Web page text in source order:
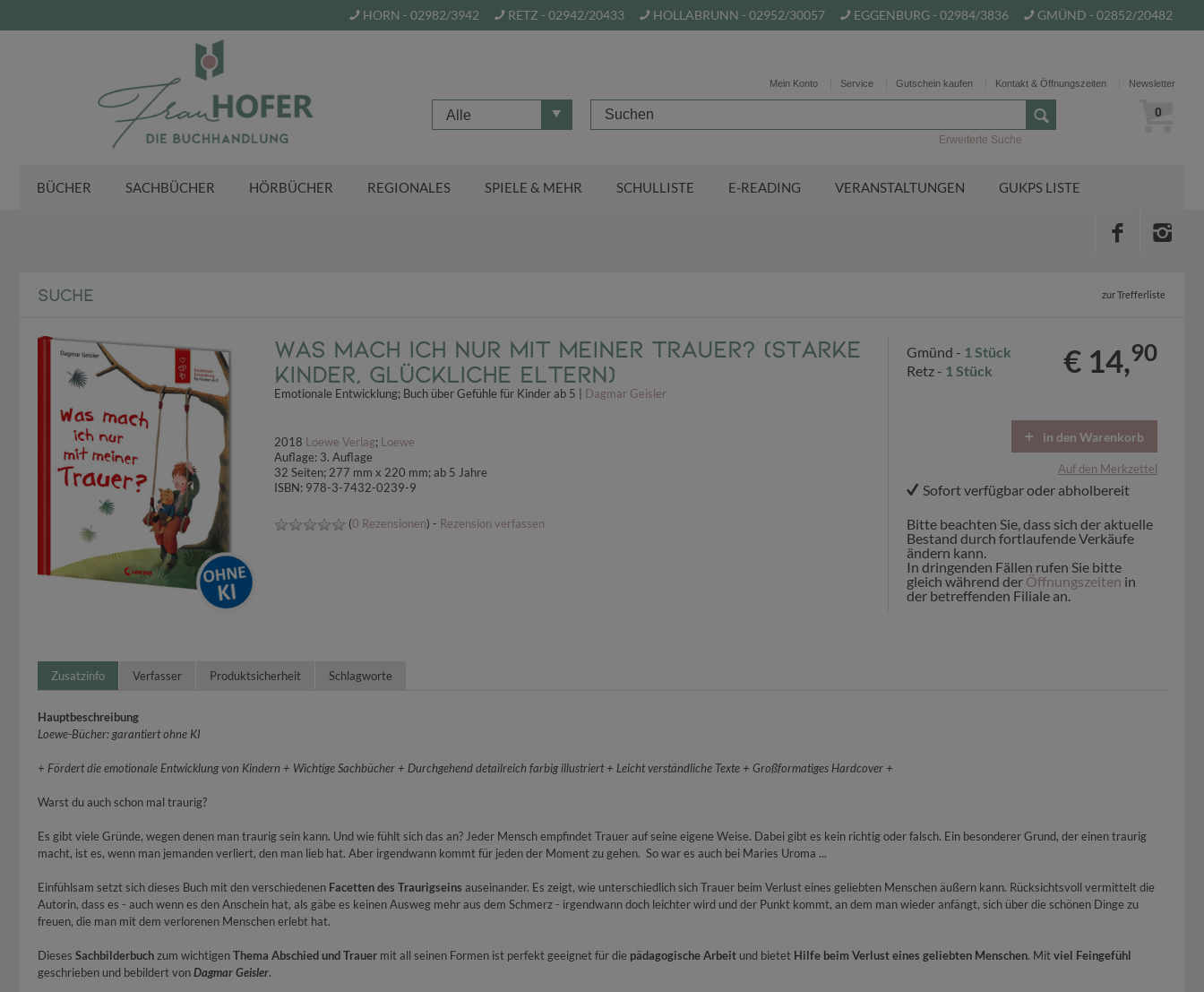
HORN - 02982/3942 RETZ - 02942/20433 HOLLABRUNN - 02952/30057 EGGENBURG - 02984/3836 GMÜND - 02852/20482
Mein Konto Service Gutschein kaufen Kontakt & Öffnungszeiten Newsletter
Alle 0
Erweiterte Suche
BÜCHER SACHBÜCHER HÖRBÜCHER REGIONALES SPIELE & MEHR SCHULLISTE E-READING VERANSTALTUNGEN GUKPS LISTE
SUCHE zur Trefferliste
Was mach ich nur mit meiner Trauer? (Starke
Kinder, glückliche Eltern)
Emotionale Entwicklung; Buch über Gefühle für Kinder ab 5 | Dagmar Geisler
2018 Loewe Verlag; Loewe
Auflage: 3. Auflage
32 Seiten; 277 mm x 220 mm; ab 5 Jahre
ISBN: 978-3-7432-0239-9
(0 Rezensionen) - Rezension verfassen
Gmünd - 1 Stück
Retz - 1 Stück € 14,90
in den Warenkorb
Auf den Merkzettel
Sofort verfügbar oder abholbereit
Bitte beachten Sie, dass sich der aktuelle
Bestand durch fortlaufende Verkäufe
ändern kann.
In dringenden Fällen rufen Sie bitte
gleich während der Öffnungszeiten in
der betreffenden Filiale an.
Zusatzinfo Verfasser Produktsicherheit Schlagworte
Hauptbeschreibung
Loewe-Bücher: garantiert ohne KI
+ Fördert die emotionale Entwicklung von Kindern + Wichtige Sachbücher + Durchgehend detailreich farbig illustriert + Leicht verständliche Texte + Großformatiges Hardcover +
Warst du auch schon mal traurig?
Es gibt viele Gründe, wegen denen man traurig sein kann. Und wie fühlt sich das an? Jeder Mensch empfindet Trauer auf seine eigene Weise. Dabei gibt es kein richtig oder falsch. Ein besonderer Grund, der einen traurig
macht, ist es, wenn man jemanden verliert, den man lieb hat. Aber irgendwann kommt für jeden der Moment zu gehen. So war es auch bei Maries Uroma ...
Einfühlsam setzt sich dieses Buch mit den verschiedenen Facetten des Traurigseins auseinander. Es zeigt, wie unterschiedlich sich Trauer beim Verlust eines geliebten Menschen äußern kann. Rücksichtsvoll vermittelt die
Autorin, dass es - auch wenn es den Anschein hat, als gäbe es keinen Ausweg mehr aus dem Schmerz - irgendwann doch leichter wird und der Punkt kommt, an dem man wieder anfängt, sich über die schönen Dinge zu
freuen, die man mit dem verlorenen Menschen erlebt hat.
Dieses Sachbilderbuchzum wichtigenThema Abschied und Trauer mit all seinen Formen ist perfekt geeignet für die pädagogische Arbeit und bietet Hilfe beim Verlust eines geliebten Menschen. Mitviel Feingefühl
geschrieben und bebildert vonDagmar Geisler.